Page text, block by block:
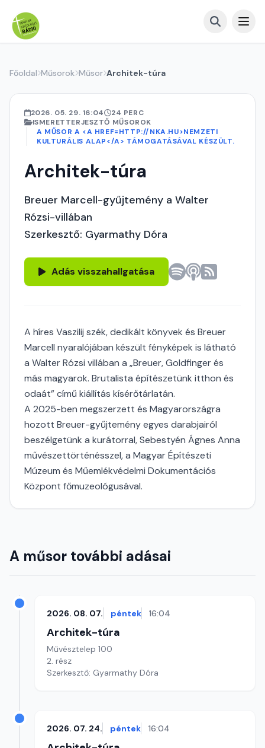
Főoldal Műsorok Műsor Architek-túra
2026. 05. 29. 16:04
24 PERC
ISMERETTERJESZTŐ MŰSOROK
A MŰSOR A <A HREF=HTTP://NKA.HU>NEMZETI
KULTURÁLIS ALAP</A> TÁMOGATÁSÁVAL KÉSZÜLT.
Architek-túra
Breuer Marcell-gyűjtemény a Walter
Rózsi-villában
Szerkesztő: Gyarmathy Dóra
Adás visszahallgatása
A híres Vaszilij szék, dedikált könyvek és Breuer
Marcell nyaralójában készült fényképek is látható
a Walter Rózsi villában a „Breuer, Goldfinger és
más magyarok. Brutalista építészetünk itthon és
odaát” című kiállítás kísérőtárlatán.
A 2025-ben megszerzett és Magyarországra
hozott Breuer-gyűjtemény egyes darabjairól
beszélgetünk a kurátorral, Sebestyén Ágnes Anna
művészettörténésszel, a Magyar Építészeti
Múzeum és Műemlékvédelmi Dokumentációs
Központ főmuzeológusával.
A műsor további adásai
2026. 08. 07. péntek 16:04
Architek-túra
Művésztelep 100
2. rész
Szerkesztő: Gyarmathy Dóra
2026. 07. 24. péntek 16:04